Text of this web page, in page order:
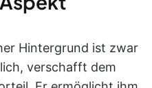
Hintergrund ist zwar
verschafft dem